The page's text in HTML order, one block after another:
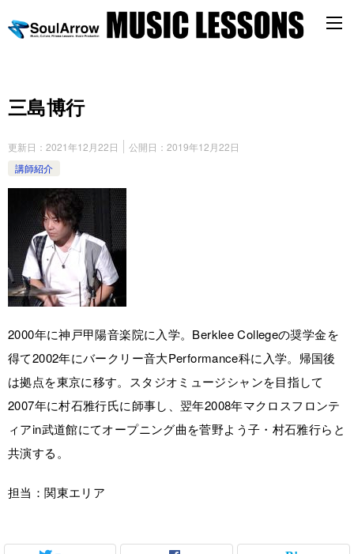
三島博行
更新日： 2021年12月22日 公開日： 2019年12月22日
講師紹介
2000年に神戸甲陽音楽院に入学。Berklee Collegeの奨学金を
得て2002年にバークリー音大Performance科に入学。帰国後
は拠点を東京に移す。スタジオミュージシャンを目指して
2007年に村石雅行氏に師事し、翌年2008年マクロスフロンテ
ィアin武道館にてオープニング曲を菅野よう子・村石雅行らと
共演する。
担当：関東エリア